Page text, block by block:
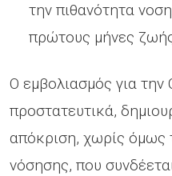
την πιθανότητα
πρώτους μήνες
Ο εμβολιασμός για την
προστατευτικά,
απόκριση, χωρίς όμως
νόσησης, που